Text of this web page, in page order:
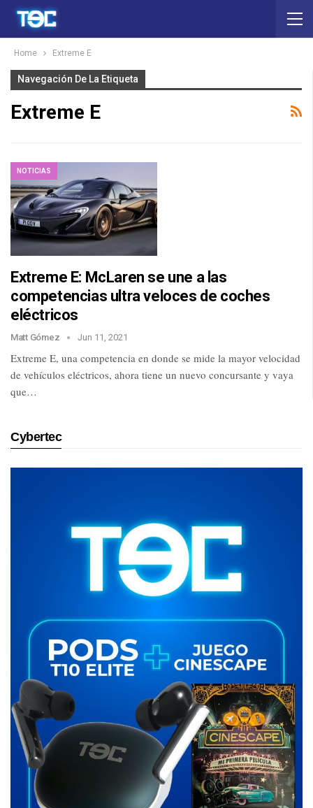
Home Extreme E
Navegación De La Etiqueta
Extreme E
NOTICIAS
Extreme E: McLaren se une a las
competencias ultra veloces de coches
eléctricos
Matt Gómez Jun 11, 2021
Extreme E, una competencia en donde se mide la mayor velocidad
de vehículos eléctricos, ahora tiene un nuevo concursante y vaya
que…
Cybertec